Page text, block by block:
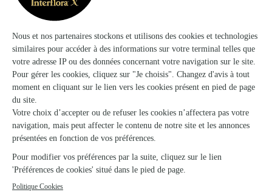
bouquet pour anniversaire
pas à recommander si j'ai besoin.
26/03/2026
★
Grand choix de bouquets et autres…
Grand choix de bouquets et autres compléments cadeaux,
comme demandé. Une étoile en moins car la livraison
alourdis de beaucoup la facture et le fait de ne pouvoir
choisir le créneau horaire de…